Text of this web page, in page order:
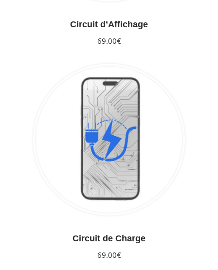
Circuit d’Affichage
69.00€
Circuit de Charge
69.00€